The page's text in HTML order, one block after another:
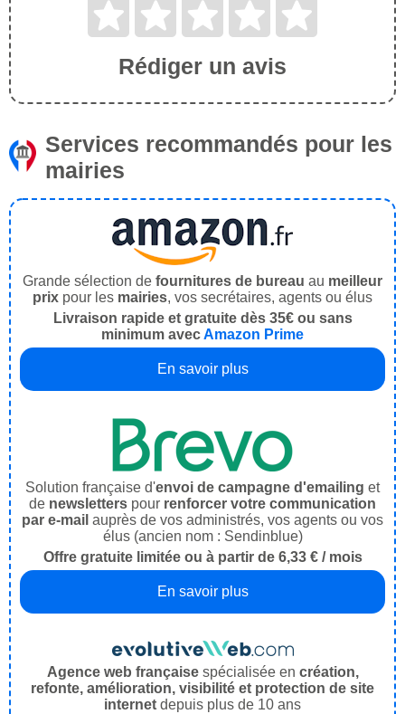
Rédiger un avis
Services recommandés pour les
mairies
Grande sélection de fournitures de bureau au meilleur
prix pour les mairies, vos secrétaires, agents ou élus
Livraison rapide et gratuite dès 35€ ou sans
minimum avecAmazon Prime
En savoir plus
Solution française d'envoi de campagne d'emailing et
de newsletters pour renforcer votre communication
par e-mail auprès de vos administrés, vos agents ou vos
élus (ancien nom : Sendinblue)
Offre gratuite limitée ou à partir de 6,33 € / mois
En savoir plus
Agence web françaisespécialisée en création,
refonte, amélioration, visibilité et protection de site
internet depuis plus de 10 ans